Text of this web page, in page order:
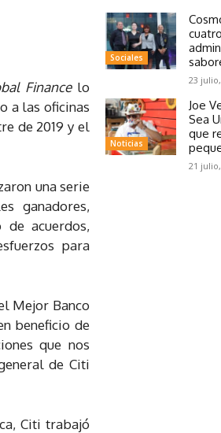
Finance lo
a las oficinas
de 2019 y el
una serie
ganadores,
acuerdos,
para
Mejor Banco
beneficio de
que nos
de Citi
Citi trabajó
Sociales
23
Noticias
Joe
Sea
que
21